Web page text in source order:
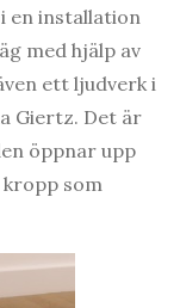
en installation
med hjälp av
ett ljudverk i
Giertz. Det är
öppnar upp
som